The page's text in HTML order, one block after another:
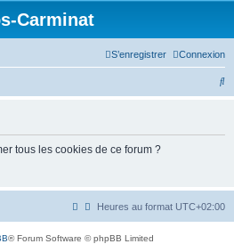
Carminat
Connexion
S’enregistrer
R
c
tous les cookies de ce forum ?
Heures au format UTC+02:00
® Forum Software © phpBB Limited